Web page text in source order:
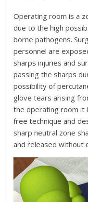
Operating room is a
due to the high
borne pathogens.
personnel are
sharps injuries and
passing the sharps
possibility of
glove tears arising
the operating room it
free technique and
sharp neutral zone
and released without